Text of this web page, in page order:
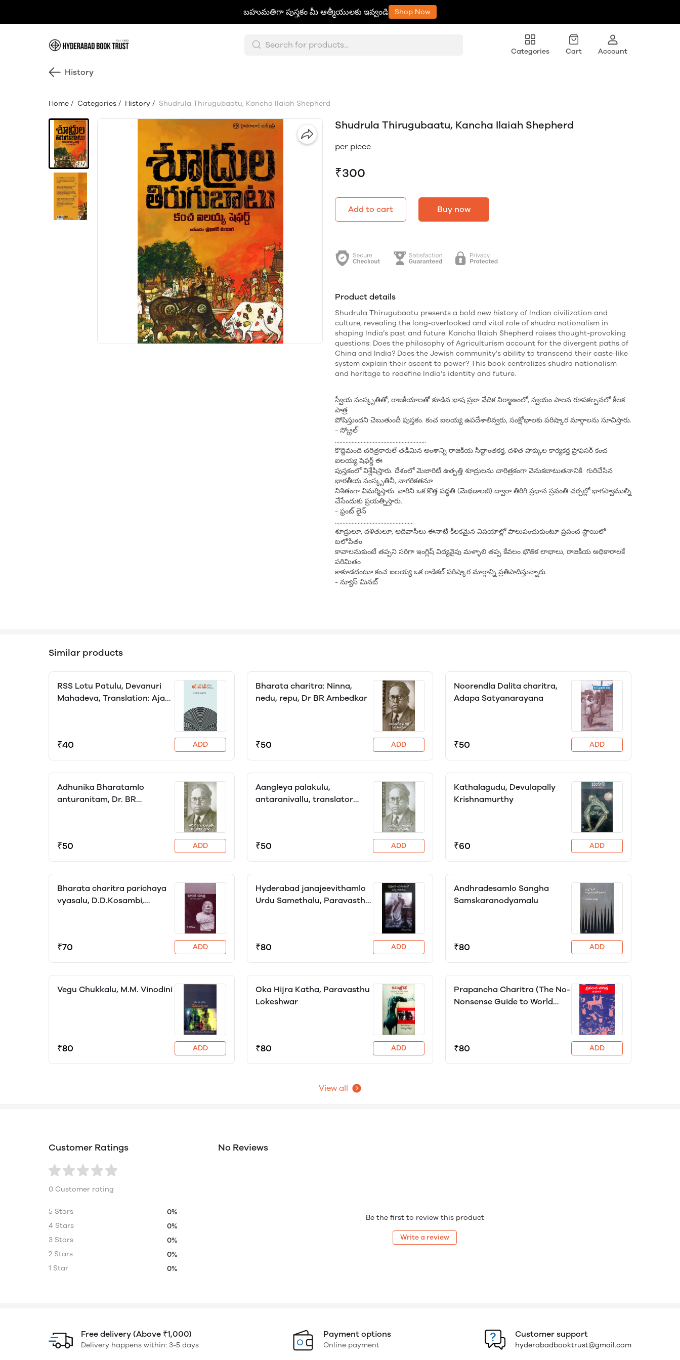
బహుమతిగా పుస్తకం మీ ఆత్మీయులకు ఇవ్వండి Shop Now
Categories Cart Account
History
Home / Categories / History / Shudrula Thirugubaatu, Kancha Ilaiah Shepherd
Shudrula Thirugubaatu, Kancha Ilaiah Shepherd
per piece
₹300
Add to cart Buy now
Product details
Shudrula Thirugubaatu presents a bold new history of Indian civilization and
culture, revealing the long-overlooked and vital role of shudra nationalism in
shaping India’s past and future. Kancha Ilaiah Shepherd raises thought-provoking
questions: Does the philosophy of Agriculturism account for the divergent paths of
China and India? Does the Jewish community’s ability to transcend their caste-like
system explain their ascent to power? This book centralizes shudra nationalism
and heritage to redefine India’s identity and future.
స్వీయ సంస్కృతితో, రాజకీయాలతో కూడిన భాష ప్రజా వేదిక నిర్మాణంలో, స్వయం పాలన రూపకల్పనలో కీలక
పాత్ర
పోషిస్తుందని చెబుతుందీ పుస్తకం. కంచ ఐలయ్య ఉపదేశాలివ్వరు, సంక్షోభాలకు పరిష్కార మార్గాలను సూచిస్తారు.
- స్క్రోల్
............................................................
కొద్దిమంది చరిత్రకారులే తడిమిన అంశాన్ని రాజకీయ సిద్ధాంతకర్త, దళిత హక్కుల కార్యకర్త ప్రొఫెసర్ కంచ
ఐలయ్య షెఫర్డ్ ఈ
పుస్తకంలో విశ్లేషిస్తారు. దేశంలో మెజారిటీ ఉత్పత్తి శూద్రులను చారిత్రకంగా వెనుకబాటుతనానికి గురిచేసిన
భారతీయ సంస్కృతినీ, నాగరికతనూ
నిశితంగా విమర్శిస్తారు. వారిని ఒక కొత్త పధ్ధతి (మెథడాలజీ) ద్వారా తిరిగి ప్రధాన స్రవంతి చర్చల్లో భాగస్వాముల్ని
చేసేందుకు ప్రయత్నిస్తారు.
- ఫ్రంట్ లైన్
....................................................
శూద్రులూ, దళితులూ, ఆదివాసీలు ఈనాటి కీలకమైన విషయాల్లో పాలుపంచుకుంటూ ప్రపంచ స్థాయిలో
బలోపేతం
కావాలనుకుంటే తప్పని సరిగా ఇంగ్లిష్ విద్యవైపు మళ్ళాలి తప్ప కేవలం భౌతిక లాభాలు, రాజకీయ అధికారాలకే
పరిమితం
కాకూడదంటూ కంచ ఐలయ్య ఒక రాడికల్ పరిష్కార మార్గాన్ని ప్రతిపాదిస్తున్నారు.
- న్యూస్ మినట్
Similar products
RSS Lotu Patulu, Devanuri
Mahadeva, Translation: Ajay
₹40 ADD
Bharata charitra: Ninna,
nedu, repu, Dr BR Ambedkar
₹50 ADD
Noorendla Dalita charitra,
Adapa Satyanarayana
₹50 ADD
Adhunika Bharatamlo
anturanitam, Dr. BR
₹50 ADD
Aangleya palakulu,
antaranivallu, translator
₹50 ADD
Kathalagudu, Devulapally
Krishnamurthy
₹60 ADD
Bharata charitra parichaya
vyasalu, D.D.Kosambi,
₹70 ADD
Hyderabad janajeevithamlo
Urdu Samethalu, Paravasthu
₹80 ADD
Andhradesamlo Sangha
Samskaranodyamalu
₹80 ADD
Vegu Chukkalu, M.M. Vinodini
₹80 ADD
Oka Hijra Katha, Paravasthu
Lokeshwar
₹80 ADD
Prapancha Charitra (The No-
Nonsense Guide to World
₹80 ADD
View all
Customer Ratings
0 Customer rating
5 Stars
0%
4 Stars
0%
3 Stars
0%
2 Stars
0%
1 Star
0%
No Reviews
Be the first to review this product
Write a review
Free delivery (Above ₹1,000)
Delivery happens within: 3-5 days
Payment options
Online payment
Customer support
hyderabadbooktrust@gmail.com